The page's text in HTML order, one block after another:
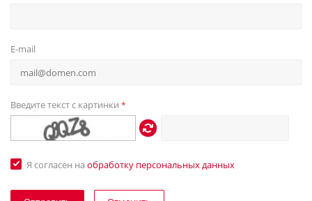
E-mail
Введите текст с картинки *
Я согласен на обработку персональных данных